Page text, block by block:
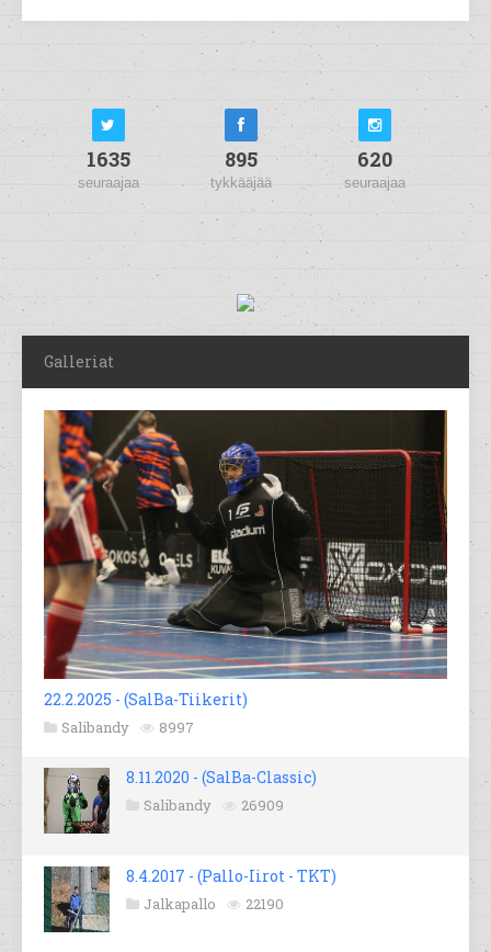
1635
seuraajaa
895
tykkääjää
620
seuraajaa
Galleriat
22.2.2025 - (SalBa-Tiikerit)
Salibandy 8997
8.11.2020 - (SalBa-Classic)
Salibandy 26909
8.4.2017 - (Pallo-Iirot - TKT)
Jalkapallo 22190